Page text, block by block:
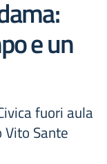
e un
fuori aula
Vito Sante